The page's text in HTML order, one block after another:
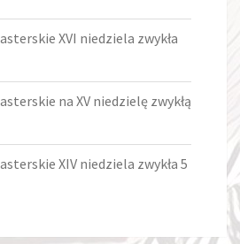
XVI niedziela zwykła
na XV niedzielę zwykłą
XIV niedziela zwykła 5